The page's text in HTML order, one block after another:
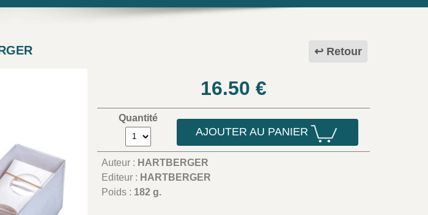
Retour
16.50 €
Quantité
AJOUTER AU PANIER
Auteur : HARTBERGER
Editeur : HARTBERGER
Poids : 182 g.